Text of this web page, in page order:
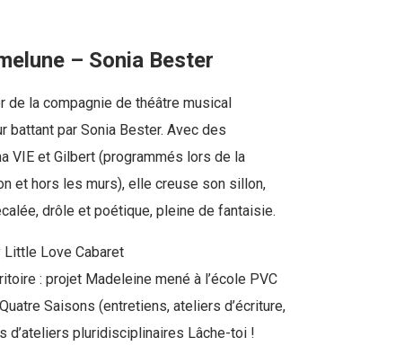
– Sonia Bester
de la compagnie de théâtre musical
battant par Sonia Bester. Avec des
VIE et Gilbert (programmés lors de la
et hors les murs), elle creuse son sillon,
drôle et poétique, pleine de fantaisie.
Love Cabaret
: projet Madeleine mené à l’école PVC
Saisons (entretiens, ateliers d’écriture,
d’ateliers pluridisciplinaires Lâche-toi !